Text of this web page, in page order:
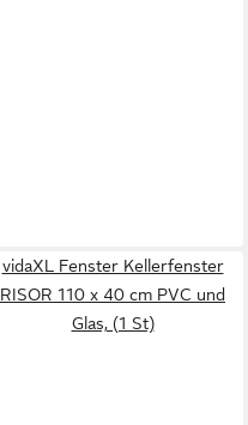
vidaXL Fenster Kellerfenster
RISOR 110 x 40 cm PVC und
Glas, (1 St)